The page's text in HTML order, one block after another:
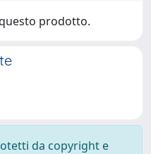
prodotto.
da copyright e